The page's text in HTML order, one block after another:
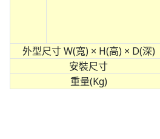
外型尺寸 W(寬) × H(高) × D(深)
安裝尺寸
重量(Kg)